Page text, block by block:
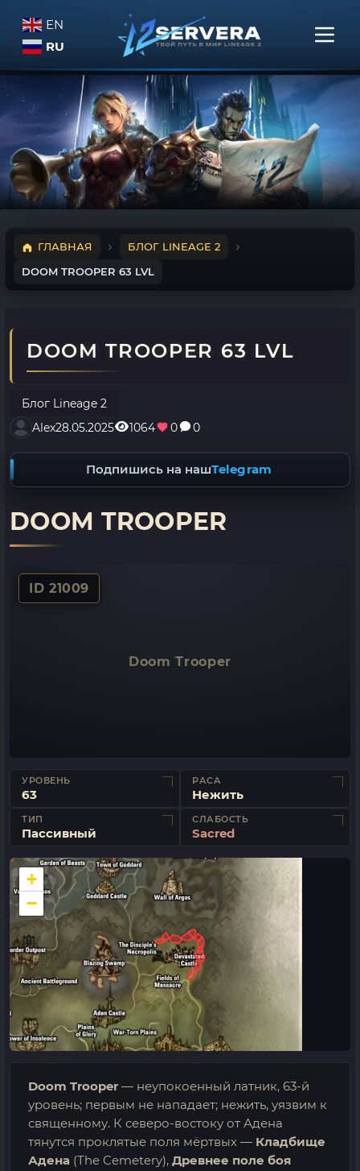
EN
RU
ГЛАВНАЯ
БЛОГ LINEAGE 2
DOOM TROOPER 63 LVL
DOOM TROOPER 63 LVL
Блог Lineage 2
Alex28.05.2025 1064 0 0
Подпишись на нашTelegram
DOOM TROOPER
ID 21009
Doom Trooper
УРОВЕНЬ
63
РАСА
Нежить
ТИП
Пассивный
СЛАБОСТЬ
Sacred
+
−
Doom Trooper — неупокоенный латник, 63-й
уровень; первым не нападает; нежить, уязвим к
священному. К северо-востоку от Адена
тянутся проклятые поля мёртвых — Кладбище
Адена (The Cemetery), Древнее поле боя